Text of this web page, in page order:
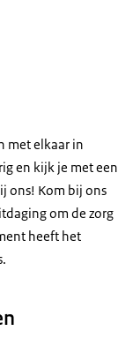
met elkaar in
en kijk je met een
ons! Kom bij ons
om de zorg
heeft het